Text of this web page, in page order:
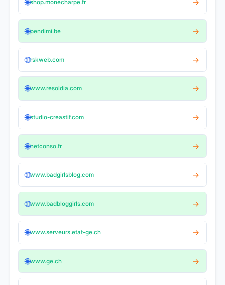
🌐shop.monecharpe.fr →
🌐pendimi.be →
🌐rskweb.com →
🌐www.resoldia.com →
🌐studio-creastif.com →
🌐netconso.fr →
🌐www.badgirlsblog.com →
🌐www.badbloggirls.com →
🌐www.serveurs.etat-ge.ch →
🌐www.ge.ch →